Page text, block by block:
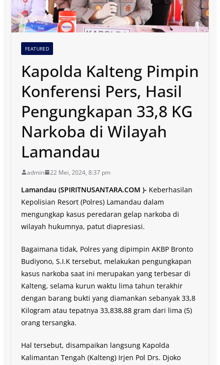
FEATURED
Kapolda Kalteng Pimpin
Konferensi Pers, Hasil
Pengungkapan 33,8 KG
Narkoba di Wilayah
Lamandau
admin 22 Mei, 2024, 8:37 pm
Lamandau (SPIRITNUSANTARA.COM )- Keberhasilan
Kepolisian Resort (Polres) Lamandau dalam
mengungkap kasus peredaran gelap narkoba di
wilayah hukumnya, patut diapresiasi.
Bagaimana tidak, Polres yang dipimpin AKBP Bronto
Budiyono, S.I.K tersebut, melakukan pengungkapan
kasus narkoba saat ini merupakan yang terbesar di
Kalteng, selama kurun waktu lima tahun terakhir
dengan barang bukti yang diamankan sebanyak 33,8
Kilogram atau tepatnya 33,838,88 gram dari lima (5)
orang tersangka.
Hal tersebut, disampaikan langsung Kapolda
Kalimantan Tengah (Kalteng) Irjen Pol Drs. Djoko